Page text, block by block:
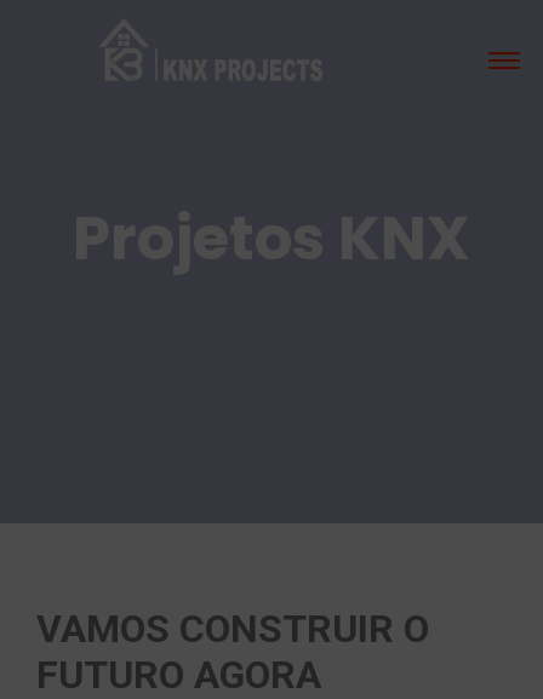
VAMOS CONSTRUIR O
FUTURO AGORA